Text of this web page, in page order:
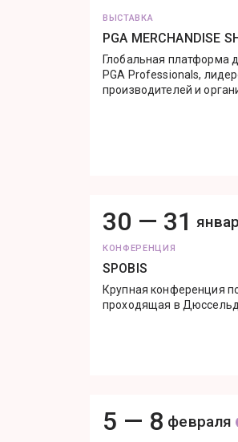
ВЫСТАВКА
PGA MERCHANDISE
Глобальная платформа
PGA Professionals,
производителей и
30 — 31
КОНФЕРЕНЦИЯ
SPOBIS
Крупная конференция
проходящая в
5 — 8 февраля